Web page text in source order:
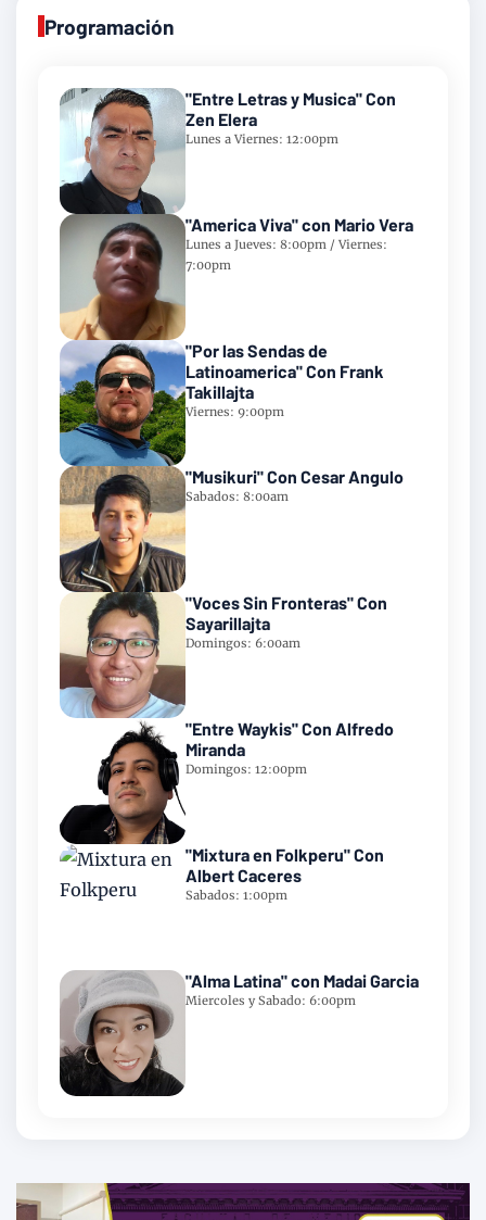
Programación
"Entre Letras y Musica" Con
Zen Elera
Lunes a Viernes: 12:00pm
"America Viva" con Mario Vera
Lunes a Jueves: 8:00pm / Viernes:
7:00pm
"Por las Sendas de
Latinoamerica" Con Frank
Takillajta
Viernes: 9:00pm
"Musikuri" Con Cesar Angulo
Sabados: 8:00am
"Voces Sin Fronteras" Con
Sayarillajta
Domingos: 6:00am
"Entre Waykis" Con Alfredo
Miranda
Domingos: 12:00pm
"Mixtura en Folkperu" Con
Albert Caceres
Sabados: 1:00pm
"Alma Latina" con Madai Garcia
Miercoles y Sabado: 6:00pm